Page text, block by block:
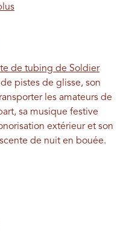
de tubing de Soldier
pistes de glisse, son
les amateurs de
sa musique festive
extérieur et son
de nuit en bouée.